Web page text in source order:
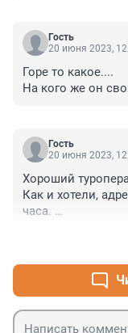
Гость
20 июня 2023,
Горе то какое....
На кого же он
Гость
20 июня 2023,
Хороший
Как и хотели,
часа.
P.S. Но может
(Ещё как
специально